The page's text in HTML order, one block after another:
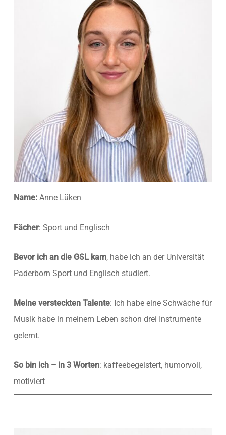
Name:Anne Lüken
Fächer: Sport und Englisch
Bevor ich an die GSL kam, habe ich an der Universität
Paderborn Sport und Englisch studiert.
Meine versteckten Talente: Ich habe eine Schwäche für
Musik habe in meinem Leben schon drei Instrumente
gelernt.
So bin ich – in 3 Worten: kaffeebegeistert, humorvoll,
motiviert